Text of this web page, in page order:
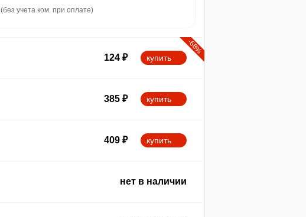
(без учета ком. при оплате)
-68%
124 ₽ купить
385 ₽ купить
409 ₽ купить
нет в наличии